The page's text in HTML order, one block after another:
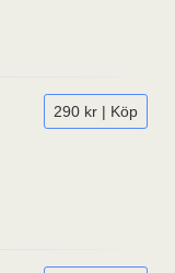
290 kr | Köp